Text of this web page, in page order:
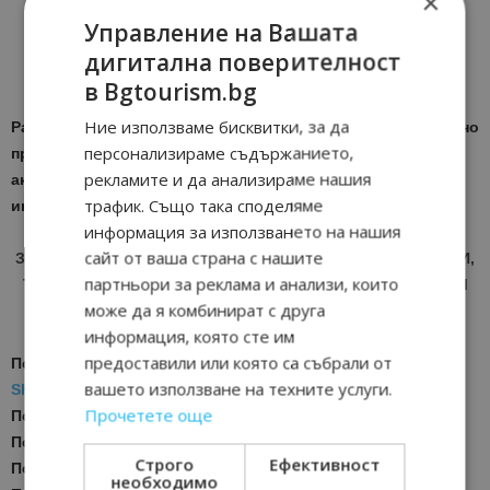
Най-важните новини от туризма в България тук
Разгледайте възможностите за рекламно и информационно
присъствие в новинарския ни сайтТУК– доказан,
актуален, авторитетен и независим източник на
информация!
ЗА АКТУАЛНИ НОВИНИ И ПРОМОЦИИ НА АВИОКОМПАНИИ,
ТУРОПЕРАТОРИ И ХОТЕЛИЕРИ - ПРИСЪЕДИНЕТЕ СЕ КЪМ
ВАЙБЪР КАНАЛА НА BGTOURISM.BG -
Последвайте ни за още актуални новини в Google News
Showcase
ПоследвайтеBgtourism.bg във
ПоследвайтеBgtourism.bg вINSTAGRAM
Последвайте
Bgtourism.bg във
FACEBOOK
Управление на Вашата
дигитална поверителност
в Bgtourism.bg
Ние използваме бисквитки, за да
персонализираме съдържанието,
рекламите и да анализираме нашия
трафик. Също така споделяме
информация за използването на нашия
сайт от ваша страна с нашите
партньори за реклама и анализи, които
може да я комбинират с друга
информация, която сте им
предоставили или която са събрали от
вашето използване на техните услуги.
Прочетете още
Строго
необходимо
Ефективност